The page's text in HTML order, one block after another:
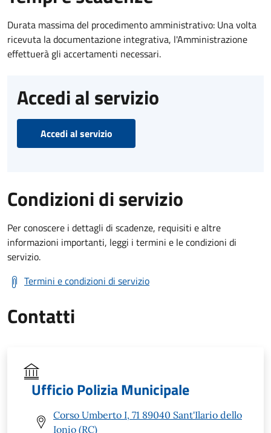
Durata massima del procedimento amministrativo: Una volta
ricevuta la documentazione integrativa, l'Amministrazione
effettuerà gli accertamenti necessari.
Accedi al servizio
Accedi al servizio
Condizioni di servizio
Per conoscere i dettagli di scadenze, requisiti e altre
informazioni importanti, leggi i termini e le condizioni di
servizio.
Termini e condizioni di servizio
Contatti
Ufficio Polizia Municipale
Corso Umberto I, 71 89040 Sant'Ilario dello
Ionio (RC)